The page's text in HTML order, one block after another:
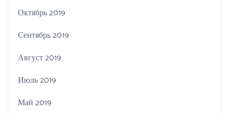
Октябрь 2019
Сентябрь 2019
Август 2019
Июль 2019
Май 2019